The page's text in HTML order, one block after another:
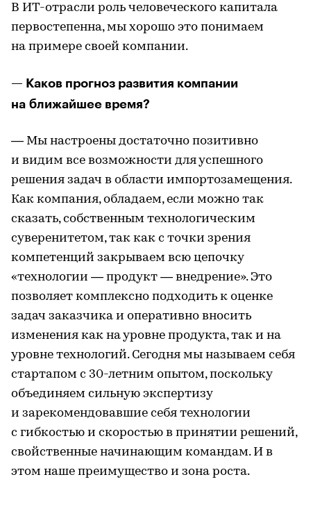
В ИT-отрасли роль человеческого капитала
первостепенна, мы хорошо это понимаем
на примере своей компании.
— Каков прогноз развития компании
на ближайшее время?
— Мы настроены достаточно позитивно
и видим все возможности для успешного
решения задач в области импортозамещения.
Как компания, обладаем, если можно так
сказать, собственным технологическим
суверенитетом, так как с точки зрения
компетенций закрываем всю цепочку
«технологии — продукт — внедрение». Это
позволяет комплексно подходить к оценке
задач заказчика и оперативно вносить
изменения как на уровне продукта, так и на
уровне технологий. Сегодня мы называем себя
стартапом с 30-летним опытом, поскольку
объединяем сильную экспертизу
и зарекомендовавшие себя технологии
с гибкостью и скоростью в принятии решений,
свойственные начинающим командам. И в
этом наше преимущество и зона роста.